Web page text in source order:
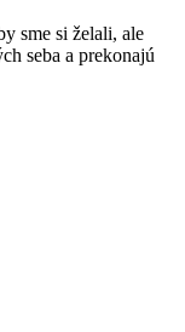
sme si želali, ale
seba a prekonajú